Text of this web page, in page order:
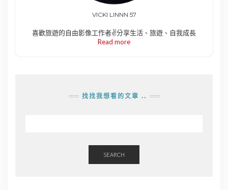
VICKI LINNN 57
喜歡旅遊的自由影像工作者✌️分享生活、旅遊、自我成長
Read more
找找我想看的文章 ..
SEARCH